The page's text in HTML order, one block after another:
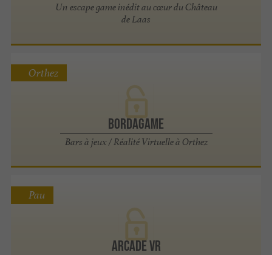
Un escape game inédit au cœur du Château
de Laas
BordaGame
Bars à jeux / Réalité Virtuelle à Orthez
Orthez
Arcade VR
Pau